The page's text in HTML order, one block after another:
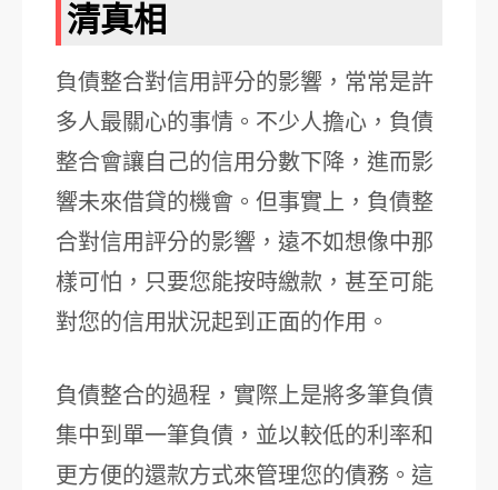
清真相
負債整合對信用評分的影響，常常是許
多人最關心的事情。不少人擔心，負債
整合會讓自己的信用分數下降，進而影
響未來借貸的機會。但事實上，負債整
合對信用評分的影響，遠不如想像中那
樣可怕，只要您能按時繳款，甚至可能
對您的信用狀況起到正面的作用。
負債整合的過程，實際上是將多筆負債
集中到單一筆負債，並以較低的利率和
更方便的還款方式來管理您的債務。這